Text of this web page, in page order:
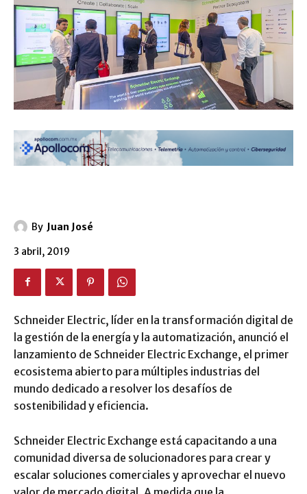
By Juan José
3 abril, 2019
Schneider Electric, líder en la transformación digital de
la gestión de la energía y la automatización, anunció el
lanzamiento de Schneider Electric Exchange, el primer
ecosistema abierto para múltiples industrias del
mundo dedicado a resolver los desafíos de
sostenibilidad y eficiencia.
Schneider Electric Exchange está capacitando a una
comunidad diversa de solucionadores para crear y
escalar soluciones comerciales y aprovechar el nuevo